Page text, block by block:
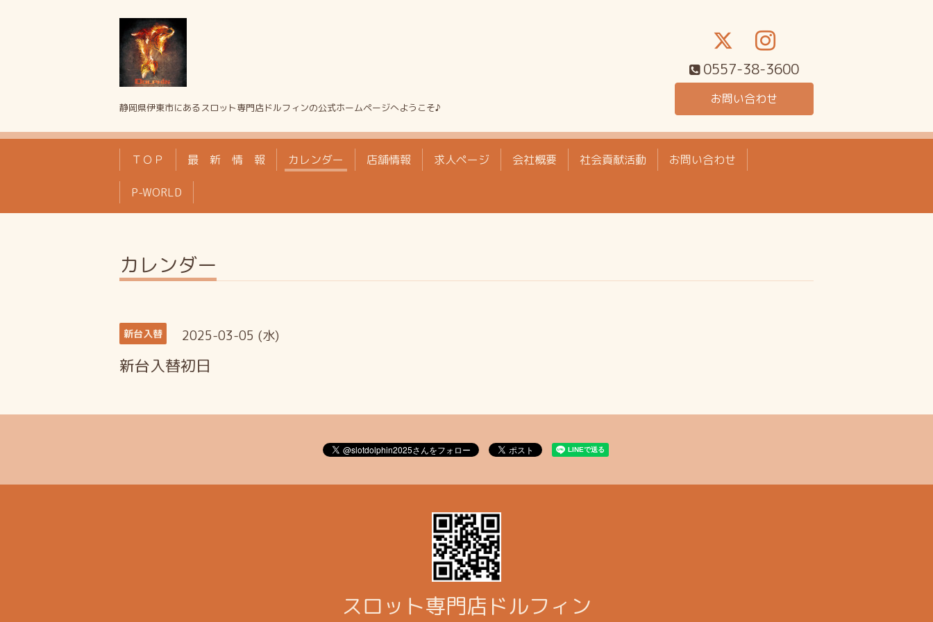
静岡県伊東市にあるスロット専門店ドルフィンの公式ホームページへようこそ♪
0557-38-3600
お問い合わせ
ＴＯＰ 最 新 情 報 カレンダー 店舗情報 求人ページ 会社概要 社会貢献活動 お問い合わせ
P-WORLD
カレンダー
新台入替 2025-03-05 (水)
新台入替初日
スロット専門店ドルフィン